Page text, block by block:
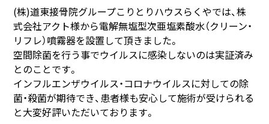
(株)道東接骨院グループこりとりハウスらくやでは、株
式会社アクト様から電解無塩型次亜塩素酸水（クリーン・
リフレ）噴霧器を設置して頂きました。
空間除菌を行う事でウイルスに感染しないのは実証済み
とのことです。
インフルエンザウイルス・コロナウイルスに対しての除
菌・殺菌が期待でき、患者様も安心して施術が受けられる
と大変好評いただいております。